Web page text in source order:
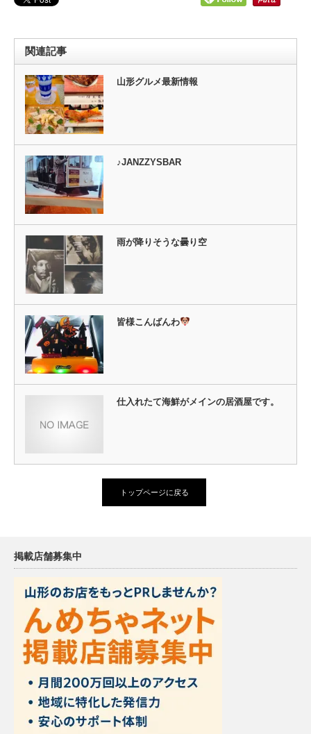
関連記事
山形グルメ最新情報
♪JANZZYSBAR
雨が降りそうな曇り空
皆様こんばんわ
仕入れたて海鮮がメインの居酒屋です。
トップページに戻る
掲載店舗募集中